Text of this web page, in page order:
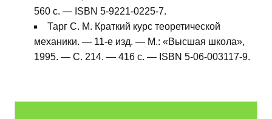
560 с. — ISBN 5-9221-0225-7.
Тарг С. М. Краткий курс теоретической
механики. — 11-е изд. — М.: «Высшая школа»,
1995. — С. 214. — 416 с. — ISBN 5-06-003117-9.